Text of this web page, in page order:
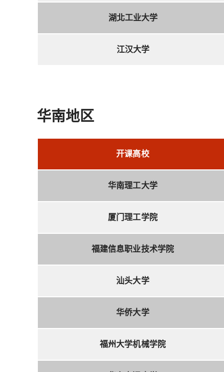
湖北工业大学
江汉大学
华南地区
开课高校
华南理工大学
厦门理工学院
福建信息职业技术学院
汕头大学
华侨大学
福州大学机械学院